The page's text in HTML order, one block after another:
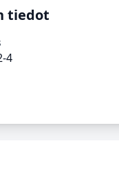
tiedot
4